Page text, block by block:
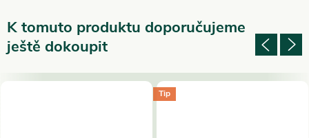
K tomuto produktu doporučujeme
ještě dokoupit
Tip